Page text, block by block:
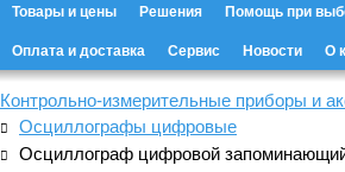
Товары и цены Решения Помощь при
Оплата и доставка Сервис Новости О
Контрольно-измерительные приборы и
Осциллографы цифровые
Осциллограф цифровой